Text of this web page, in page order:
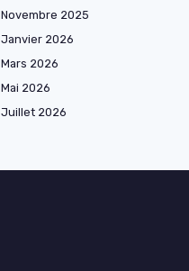
Novembre 2025
Janvier 2026
Mars 2026
Mai 2026
Juillet 2026